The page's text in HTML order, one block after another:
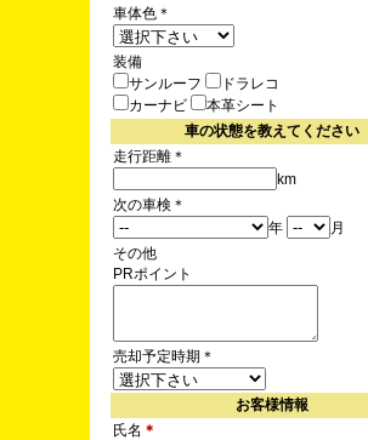
車体色 ＊
装備
サンルーフ
ドラレコ
カーナビ
本革シート
車の状態を教えてください
走行距離 ＊
km
次の車検 ＊
年
月
その他
PRポイント
売却予定時期 ＊
お客様情報
氏名 ＊